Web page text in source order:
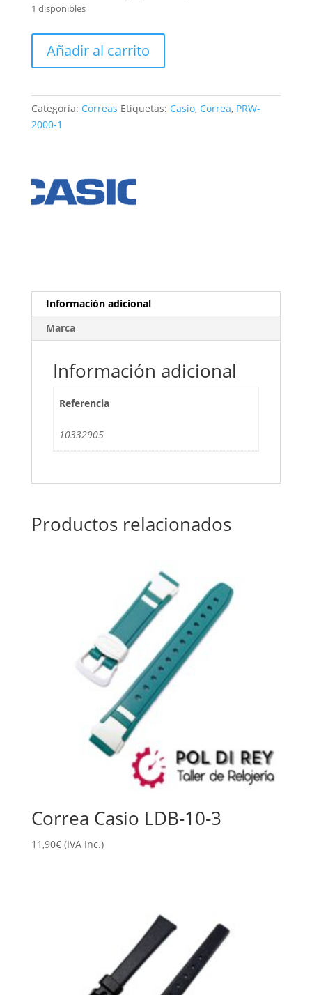
1 disponibles
Casio
PRW-
1
cantidad
Añadir al carrito
Categoría: Correas Etiquetas: Casio, Correa, PRW-
2000-1
Información adicional
Marca
Información adicional
Referencia
10332905
Productos relacionados
Correa Casio LDB-10-3
11,90€ (IVA Inc.)